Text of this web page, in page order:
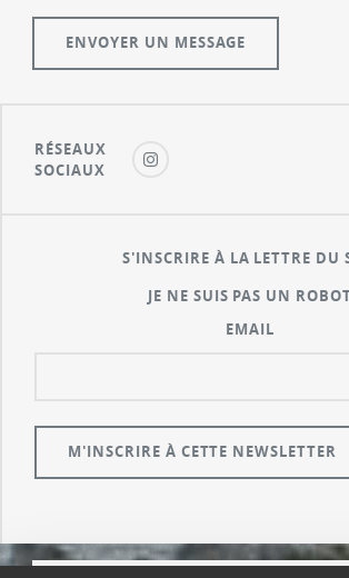
RÉSEAUX
SOCIAUX
S'INSCRIRE À LA LETTRE DU
JE NE SUIS PAS UN
EMAIL